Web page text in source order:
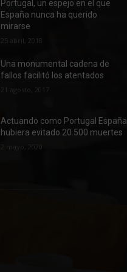
Portugal, un espejo en el que
España nunca ha querido
mirarse
25 abril, 2018
Una monumental cadena de
fallos facilitó los atentados
21 agosto, 2017
Actuando como Portugal España
hubiera evitado 20.500 muertes
2 mayo, 2020